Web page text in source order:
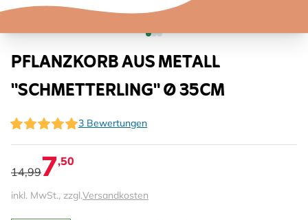
PFLANZKORB AUS METALL
"SCHMETTERLING" Ø 35CM
3 Bewertungen
14,997,50
inkl. MwSt., zzgl.Versandkosten